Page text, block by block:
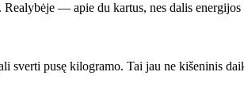
— apie du kartus, nes dalis energijos
pusę kilogramo. Tai jau ne kišeninis